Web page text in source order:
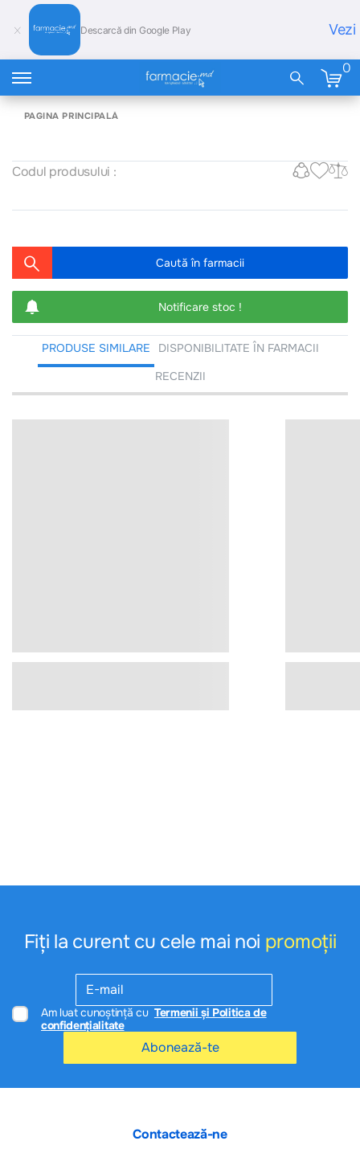
Descarcă din Google Play Vezi
0
PAGINA PRINCIPALĂ
Codul produsului :
Caută în farmacii
Notificare stoc !
PRODUSE SIMILARE
DISPONIBILITATE ÎN FARMACII
RECENZII
Fiți la curent cu cele mai noi promoții
Am luat cunoștință cu Termenii și Politica de
confidențialitate
Abonează-te
Contactează-ne